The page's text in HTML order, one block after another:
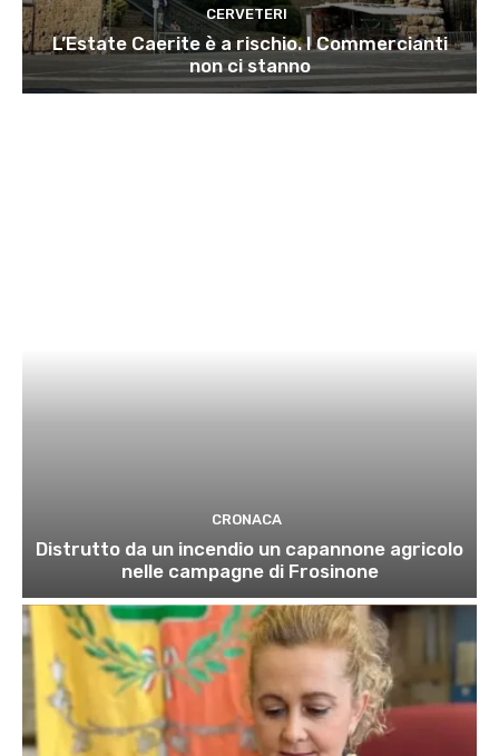
CERVETERI
L’Estate Caerite è a rischio. I Commercianti
non ci stanno
CRONACA
Distrutto da un incendio un capannone agricolo
nelle campagne di Frosinone